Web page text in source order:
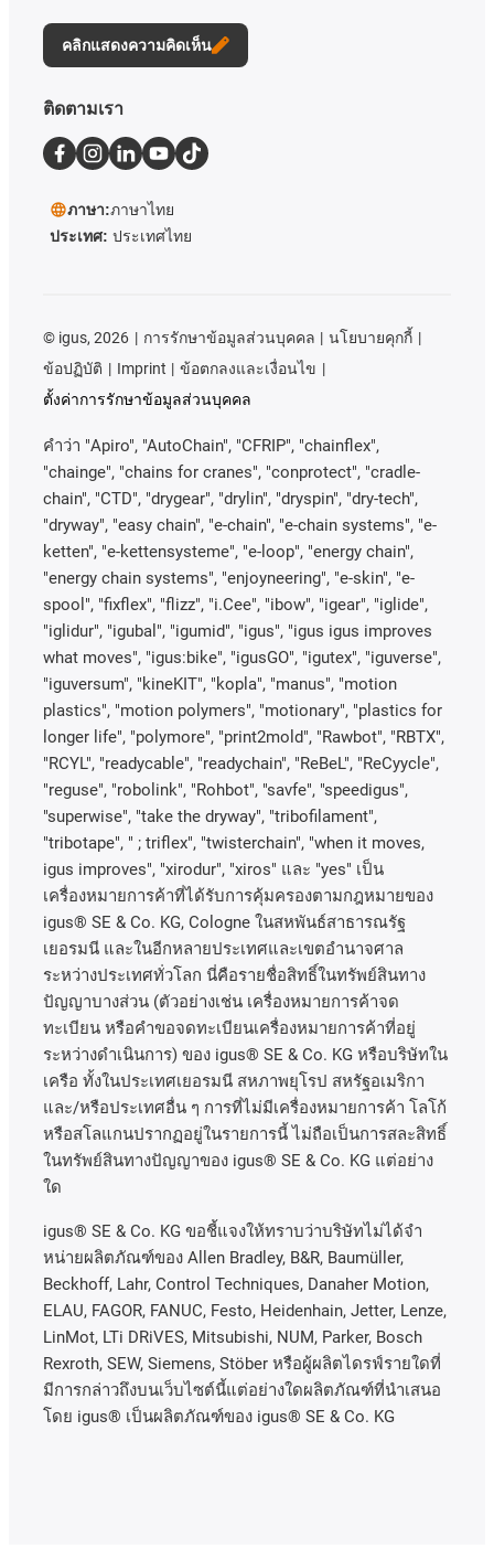
คลิกแสดงความคิดเห็น
ติดตามเรา
ภาษา:ภาษาไทย
ประเทศ: ประเทศไทย
© igus, 2026 การรักษาข้อมูลส่วนบุคคล
นโยบายคุกกี้
ข้อปฏิบัติ
Imprint
ข้อตกลงและเงื่อนไข
ตั้งค่าการรักษาข้อมูลส่วนบุคคล
คําว่า "Apiro", "AutoChain", "CFRIP", "chainflex",
"chainge", "chains for cranes", "conprotect", "cradle-
chain", "CTD", "drygear", "drylin", "dryspin", "dry-tech",
"dryway", "easy chain", "e-chain", "e-chain systems", "e-
ketten", "e-kettensysteme", "e-loop", "energy chain",
"energy chain systems", "enjoyneering", "e-skin", "e-
spool", "fixflex", "flizz", "i.Cee", "ibow", "igear", "iglide",
"iglidur", "igubal", "igumid", "igus", "igus igus improves
what moves", "igus:bike", "igusGO", "igutex", "iguverse",
"iguversum", "kineKIT", "kopla", "manus", "motion
plastics", "motion polymers", "motionary", "plastics for
longer life", "polymore", "print2mold", "Rawbot", "RBTX",
"RCYL", "readycable", "readychain", "ReBeL", "ReCyycle",
"reguse", "robolink", "Rohbot", "savfe", "speedigus",
"superwise", "take the dryway", "tribofilament",
"tribotape", " ; triflex", "twisterchain", "when it moves,
igus improves", "xirodur", "xiros" และ "yes" เป็น
เครื่องหมายการค้าที่ได้รับการคุ้มครองตามกฎหมายของ
igus® SE & Co. KG, Cologne ในสหพันธ์สาธารณรัฐ
เยอรมนี และในอีกหลายประเทศและเขตอํานาจศาล
ระหว่างประเทศทั่วโลก นี่คือรายชื่อสิทธิ์ในทรัพย์สินทาง
ปัญญาบางส่วน (ตัวอย่างเช่น เครื่องหมายการค้าจด
ทะเบียน หรือคำขอจดทะเบียนเครื่องหมายการค้าที่อยู่
ระหว่างดำเนินการ) ของ igus® SE & Co. KG หรือบริษัทใน
เครือ ทั้งในประเทศเยอรมนี สหภาพยุโรป สหรัฐอเมริกา
และ/หรือประเทศอื่น ๆ การที่ไม่มีเครื่องหมายการค้า โลโก้
หรือสโลแกนปรากฏอยู่ในรายการนี้ ไม่ถือเป็นการสละสิทธิ์
ในทรัพย์สินทางปัญญาของ igus® SE & Co. KG แต่อย่าง
ใด
igus® SE & Co. KG ขอชี้แจงให้ทราบว่าบริษัทไม่ได้จํา
หน่ายผลิตภัณฑ์ของ Allen Bradley, B&R, Baumüller,
Beckhoff, Lahr, Control Techniques, Danaher Motion,
ELAU, FAGOR, FANUC, Festo, Heidenhain, Jetter, Lenze,
LinMot, LTi DRiVES, Mitsubishi, NUM, Parker, Bosch
Rexroth, SEW, Siemens, Stöber หรือผู้ผลิตไดรฟ์รายใดที่
มีการกล่าวถึงบนเว็บไซต์นี้แต่อย่างใดผลิตภัณฑ์ที่นําเสนอ
โดย igus® เป็นผลิตภัณฑ์ของ igus® SE & Co. KG